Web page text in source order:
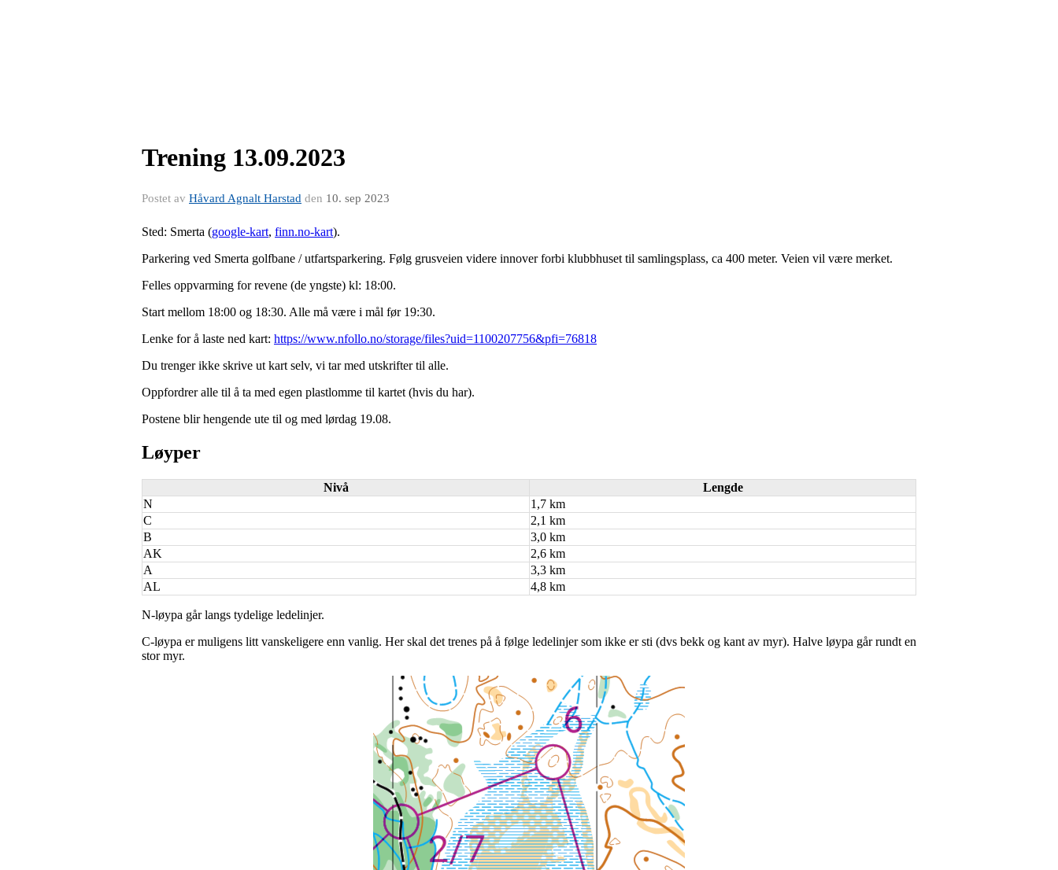
Trening 13.09.2023
Postet av Håvard Agnalt Harstad den 10. sep 2023
Sted: Smerta (google-kart, finn.no-kart).
Parkering ved Smerta golfbane / utfartsparkering. Følg grusveien videre innover forbi klubbhuset til samlingsplass, ca 400 meter. Veien vil være merket.
Felles oppvarming for revene (de yngste) kl: 18:00.
Start mellom 18:00 og 18:30. Alle må være i mål før 19:30.
Lenke for å laste ned kart: https://www.nfollo.no/storage/files?uid=1100207756&pfi=76818
Du trenger ikke skrive ut kart selv, vi tar med utskrifter til alle.
Oppfordrer alle til å ta med egen plastlomme til kartet (hvis du har).
Postene blir hengende ute til og med lørdag 19.08.
Løyper
Nivå
Lengde
N
1,7 km
C
2,1 km
B
3,0 km
AK
2,6 km
A
3,3 km
AL
4,8 km
N-løypa går langs tydelige ledelinjer.
C-løypa er muligens litt vanskeligere enn vanlig. Her skal det trenes på å følge ledelinjer som ikke er sti (dvs bekk og kant av myr). Halve løypa går rundt en
stor myr.